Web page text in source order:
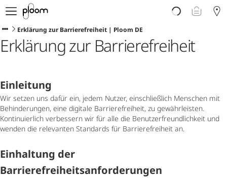
Über Ploom
Shop
Club
Events
Sorten Check
Wichtige Hinweise
Erklärung zur Barrierefreiheit | Ploom DE
Erklärung zur Barrierefreiheit
Einleitung
Wir setzen uns dafür ein, jedem Nutzer, einschließlich Menschen mit
Behinderungen, eine digitale Barrierefreiheit, zu gewährleisten.
Kontinuierlich verbessern wir für alle die Benutzerfreundlichkeit und
wenden die relevanten Standards für Barrierefreiheit an.
Einhaltung der
Barrierefreiheitsanforderungen